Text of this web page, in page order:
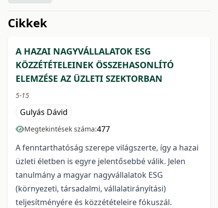
Cikkek
A HAZAI NAGYVÁLLALATOK ESG
KÖZZÉTÉTELEINEK ÖSSZEHASONLÍTÓ
ELEMZÉSE AZ ÜZLETI SZEKTORBAN
5-15
Gulyás Dávid
Megtekintések száma:477
A fenntarthatóság szerepe világszerte, így a hazai
üzleti életben is egyre jelentősebbé válik. Jelen
tanulmány a magyar nagyvállalatok ESG
(környezeti, társadalmi, vállalatirányítási)
teljesítményére és közzétételeire fókuszál.